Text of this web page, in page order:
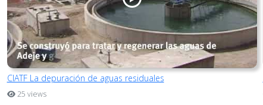
CIATF La depuración de aguas residuales
25 views